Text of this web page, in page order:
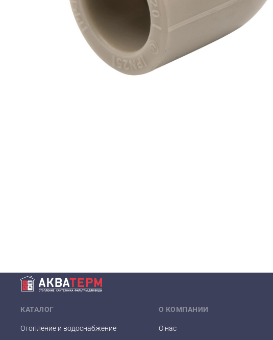
КАТАЛОГ
Отопление и водоснабжение
О КОМПАНИИ
О нас